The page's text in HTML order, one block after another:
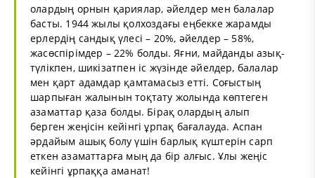
олардың орнын қариялар, әйелдер мен балалар
басты. 1944 жылы қолхоздағы еңбекке жарамды
ерлердің сандық үлесі – 20%, әйелдер – 58%,
жасөспірімдер – 22% болды. Яғни, майданды азық-
түлікпен, шикізатпен іс жүзінде әйелдер, балалар
мен қарт адамдар қамтамасыз етті. Соғыстың
шарпыған жалынын тоқтату жолында көптеген
азаматтар қаза болды. Бірақ олардың алып
берген жеңісін кейінгі ұрпақ бағалауда. Аспан
әрдайым ашық болу үшін барлық күштерін сарп
еткен азаматтарға мың да бір алғыс. Ұлы жеңіс
кейінгі ұрпаққа аманат!